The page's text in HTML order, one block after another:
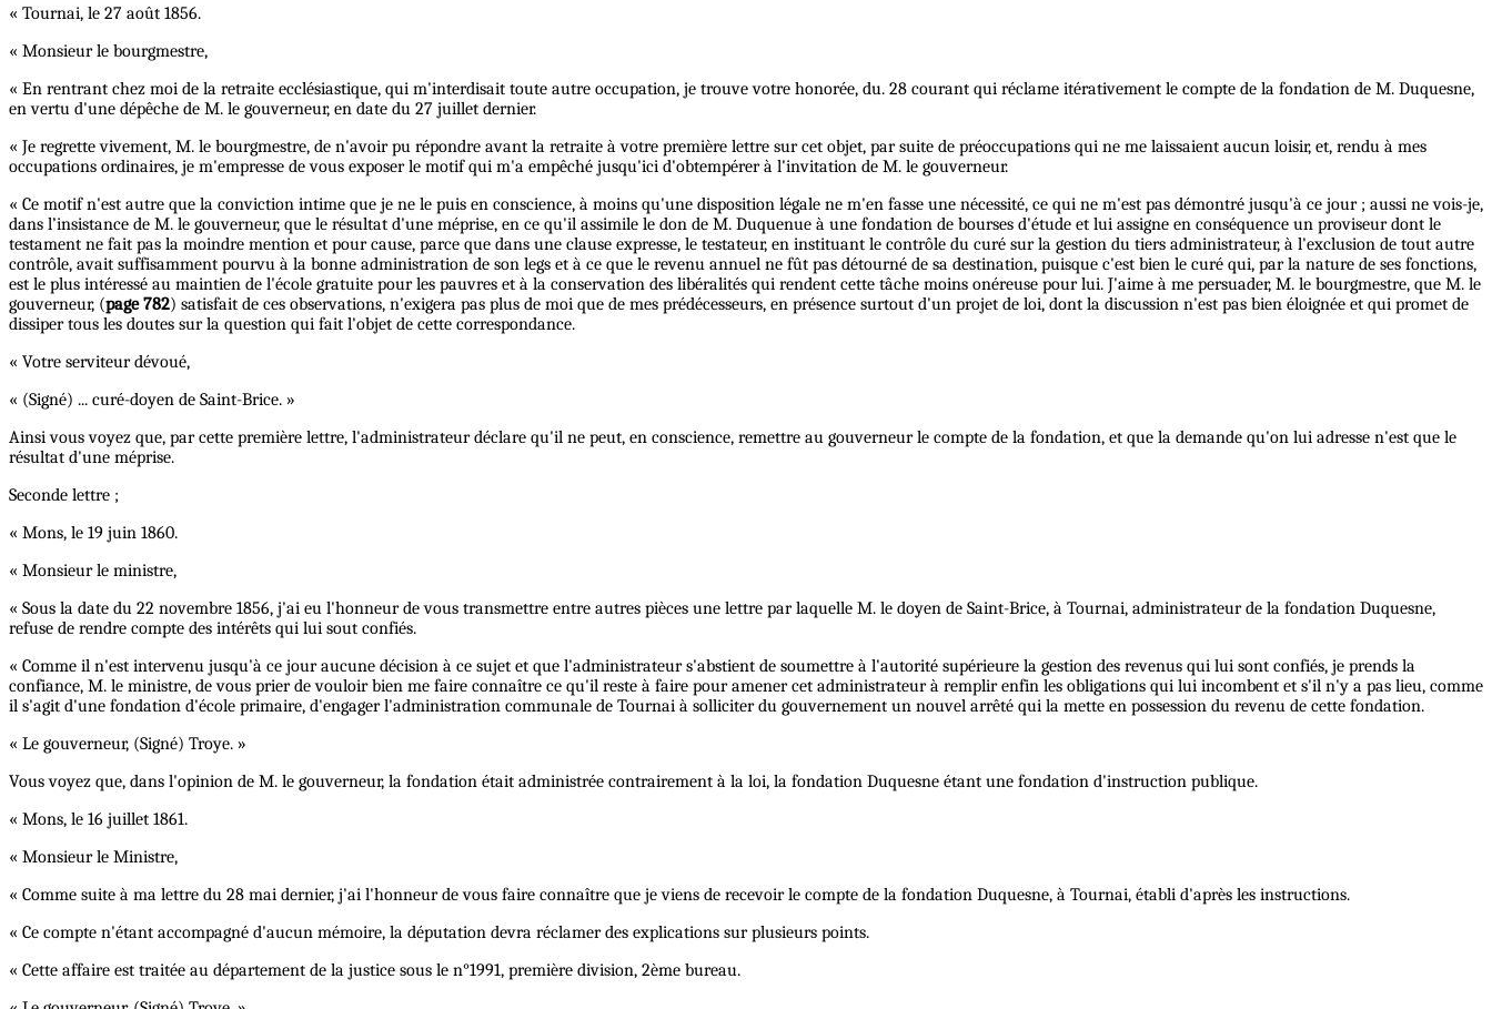
« Tournai, le 27 août 1856.
« Monsieur le bourgmestre,
« En rentrant chez moi de la retraite ecclésiastique, qui m'interdisait toute autre occupation, je trouve votre honorée, du. 28 courant qui réclame itérativement le compte de la fondation de M. Duquesne,
en vertu d'une dépêche de M. le gouverneur, en date du 27 juillet dernier.
« Je regrette vivement, M. le bourgmestre, de n'avoir pu répondre avant la retraite à votre première lettre sur cet objet, par suite de préoccupations qui ne me laissaient aucun loisir, et, rendu à mes
occupations ordinaires, je m'empresse de vous exposer le motif qui m'a empêché jusqu'ici d'obtempérer à l'invitation de M. le gouverneur.
« Ce motif n'est autre que la conviction intime que je ne le puis en conscience, à moins qu'une disposition légale ne m'en fasse une nécessité, ce qui ne m'est pas démontré jusqu'à ce jour ; aussi ne vois-je,
dans l’insistance de M. le gouverneur, que le résultat d'une méprise, en ce qu'il assimile le don de M. Duquenue à une fondation de bourses d'étude et lui assigne en conséquence un proviseur dont le
testament ne fait pas la moindre mention et pour cause, parce que dans une clause expresse, le testateur, en instituant le contrôle du curé sur la gestion du tiers administrateur, à l'exclusion de tout autre
contrôle, avait suffisamment pourvu à la bonne administration de son legs et à ce que le revenu annuel ne fût pas détourné de sa destination, puisque c'est bien le curé qui, par la nature de ses fonctions,
est le plus intéressé au maintien de l'école gratuite pour les pauvres et à la conservation des libéralités qui rendent cette tâche moins onéreuse pour lui. J'aime à me persuader, M. le bourgmestre, que M. le
gouverneur, (page 782) satisfait de ces observations, n'exigera pas plus de moi que de mes prédécesseurs, en présence surtout d'un projet de loi, dont la discussion n'est pas bien éloignée et qui promet de
dissiper tous les doutes sur la question qui fait l'objet de cette correspondance.
« Votre serviteur dévoué,
« (Signé) ... curé-doyen de Saint-Brice. »
Ainsi vous voyez que, par cette première lettre, l'administrateur déclare qu'il ne peut, en conscience, remettre au gouverneur le compte de la fondation, et que la demande qu'on lui adresse n'est que le
résultat d'une méprise.
Seconde lettre ;
« Mons, le 19 juin 1860.
« Monsieur le ministre,
« Sous la date du 22 novembre 1856, j'ai eu l'honneur de vous transmettre entre autres pièces une lettre par laquelle M. le doyen de Saint-Brice, à Tournai, administrateur de la fondation Duquesne,
refuse de rendre compte des intérêts qui lui sout confiés.
« Comme il n'est intervenu jusqu'à ce jour aucune décision à ce sujet et que l'administrateur s'abstient de soumettre à l'autorité supérieure la gestion des revenus qui lui sont confiés, je prends la
confiance, M. le ministre, de vous prier de vouloir bien me faire connaître ce qu'il reste à faire pour amener cet administrateur à remplir enfin les obligations qui lui incombent et s'il n'y a pas lieu, comme
il s'agit d'une fondation d'école primaire, d'engager l'administration communale de Tournai à solliciter du gouvernement un nouvel arrêté qui la mette en possession du revenu de cette fondation.
« Le gouverneur, (Signé) Troye. »
Vous voyez que, dans l'opinion de M. le gouverneur, la fondation était administrée contrairement à la loi, la fondation Duquesne étant une fondation d'instruction publique.
« Mons, le 16 juillet 1861.
« Monsieur le Ministre,
« Comme suite à ma lettre du 28 mai dernier, j'ai l'honneur de vous faire connaître que je viens de recevoir le compte de la fondation Duquesne, à Tournai, établi d'après les instructions.
« Ce compte n'étant accompagné d'aucun mémoire, la députation devra réclamer des explications sur plusieurs points.
« Cette affaire est traitée au département de la justice sous le n°1991, première division, 2ème bureau.